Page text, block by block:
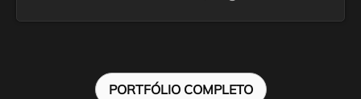
PORTFÓLIO COMPLETO